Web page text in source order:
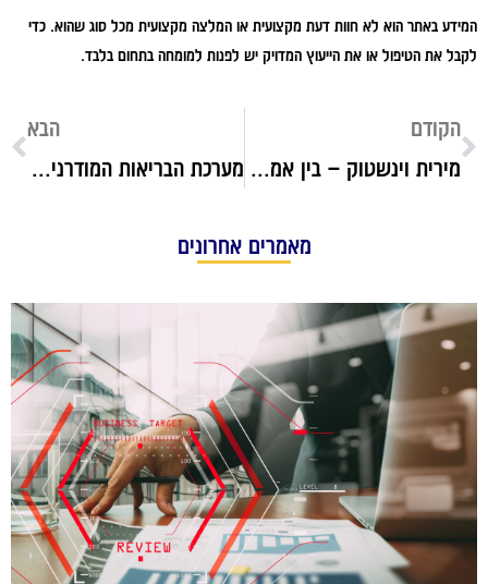
המידע באתר הוא לא חוות דעת מקצועית או המלצה מקצועית מכל סוג שהוא. כדי
לקבל את הטיפול או את הייעוץ המדויק יש לפנות למומחה בתחום בלבד.
הקודם
מירית וינשטוק – בין אמנות, טבע ותרבות: ההרצאות בקתדרה במוז״א
הבא
מערכת הבריאות המודרנית: מגמות, טכנולוגיה והיערכות לעתיד
מאמרים אחרונים